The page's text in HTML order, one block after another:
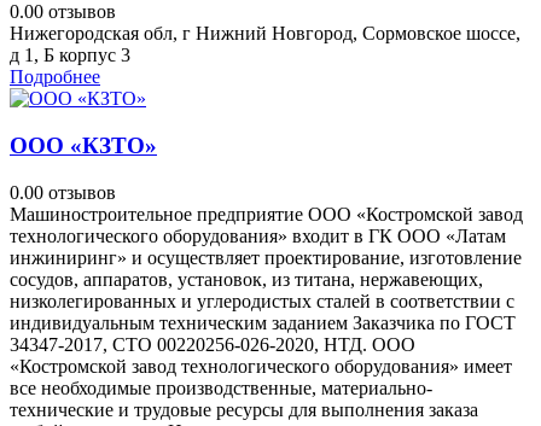
0.00 отзывов
Нижегородская обл, г Нижний Новгород, Сормовское шоссе,
д 1, Б корпус 3
Подробнее
ООО «КЗТО»
0.00 отзывов
Машиностроительное предприятие ООО «Костромской завод
технологического оборудования» входит в ГК ООО «Латам
инжиниринг» и осуществляет проектирование, изготовление
сосудов, аппаратов, установок, из титана, нержавеющих,
низколегированных и углеродистых сталей в соответствии с
индивидуальным техническим заданием Заказчика по ГОСТ
34347-2017, СТО 00220256-026-2020, НТД. ООО
«Костромской завод технологического оборудования» имеет
все необходимые производственные, материально-
технические и трудовые ресурсы для выполнения заказа